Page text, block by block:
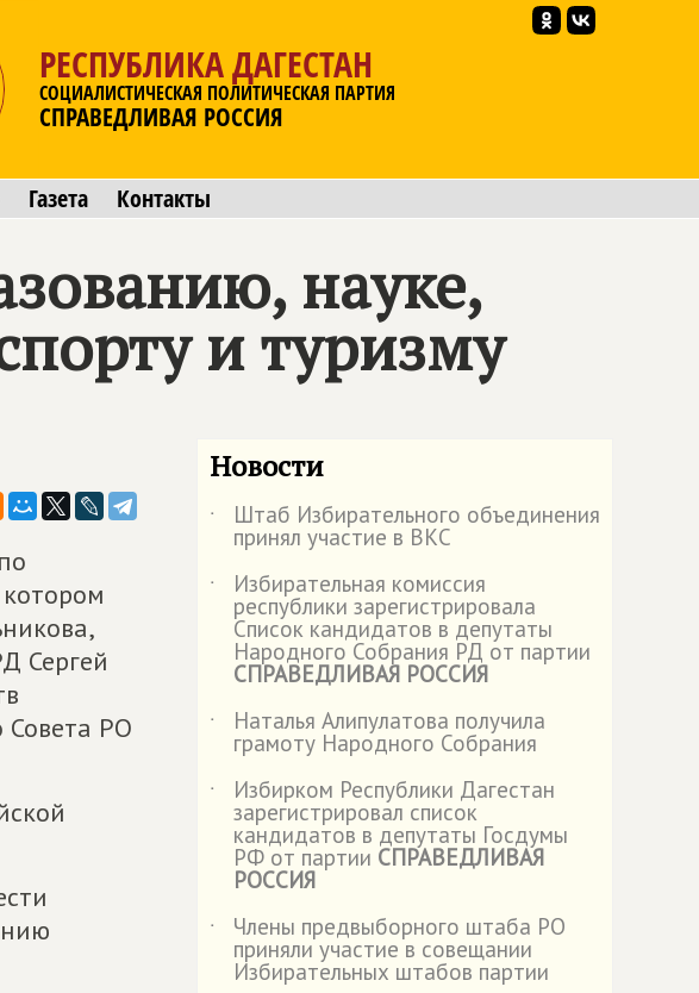
РЕСПУБЛИКА ДАГЕСТАН
СОЦИАЛИСТИЧЕСКАЯ ПОЛИТИЧЕСКАЯ ПАРТИЯ
СПРАВЕДЛИВАЯ РОССИЯ
Газета Контакты
науке,
и туризму
Сергей
Совета РО
Новости
˙ Штаб Избирательного объединения
принял участие в ВКС
˙
Избирательная комиссия
республики зарегистрировала
Список кандидатов в депутаты
Народного Собрания РД от партии
СПРАВЕДЛИВАЯ РОССИЯ
˙
Наталья Алипулатова получила
грамоту Народного Собрания
˙
Избирком Республики Дагестан
зарегистрировал список
кандидатов в депутаты Госдумы
РФ от партии СПРАВЕДЛИВАЯ
РОССИЯ
˙
Члены предвыборного штаба РО
приняли участие в совещании
Избирательных штабов партии